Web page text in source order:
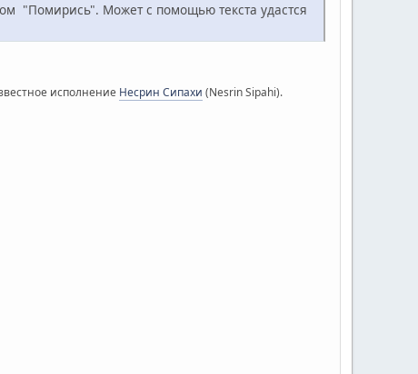
"Помирись". Может с помощью текста удастся
исполнение Несрин Сипахи (Nesrin Sipahi).